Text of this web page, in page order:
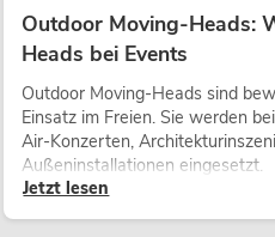
ein Piksen, das mit den
Sie sich doch für die
zu echten Pflanzen sind
– deutlich weniger gefährlich.
auf unsere Halloween-
Weihnachtsfeiern in Ihrem
oder eine Halloweenparty
Outdoor Moving-Heads:
Heads bei Events
Outdoor Moving-Heads sind
Einsatz im Freien. Sie werden
Air-Konzerten,
Außeninstallationen eingesetzt.
Jetzt lesen